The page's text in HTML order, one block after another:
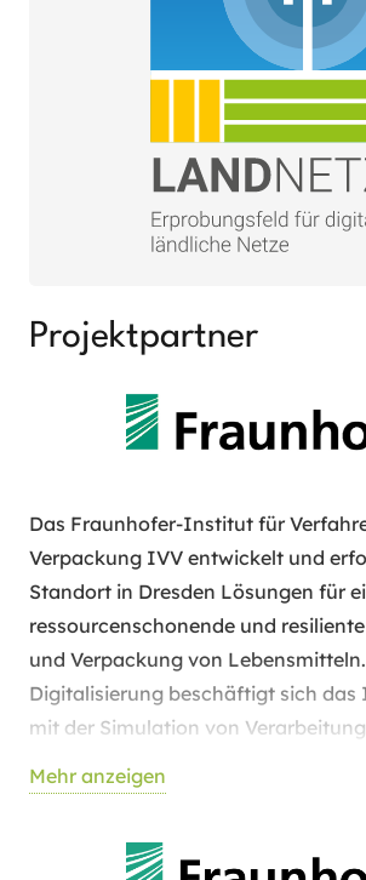
Projektpartner
Das Fraunhofer-Institut für
Verpackung IVV entwickelt und
Standort in Dresden Lösungen für
ressourcenschonende und
und Verpackung von
Digitalisierung beschäftigt sich das
mit der Simulation von
Bedienerassistenzsystemen.
Lebensmittelherstellung und -
Mehr anzeigen